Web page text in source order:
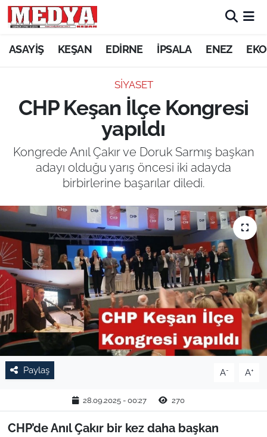
ASAYİŞ KEŞAN EDİRNE İPSALA ENEZ
SİYASET
CHP Keşan İlçe Kongresi
yapıldı
Kongrede Anıl Çakır ve Doruk Sarmış başkan
adayı olduğu yarış öncesi iki adayda
birbirlerine başarılar diledi.
Paylaş A- A+
28.09.2025 - 00:27 270
CHP’de Anıl Çakır bir kez daha başkan
KEŞAN
ASAYİŞ
GÜNDEM
SAĞLIK
EĞİTİM
TARIM VE HAYVANCILIK
KÜLTÜR SANAT
RESMİ İLAN
SPOR
YAŞAM